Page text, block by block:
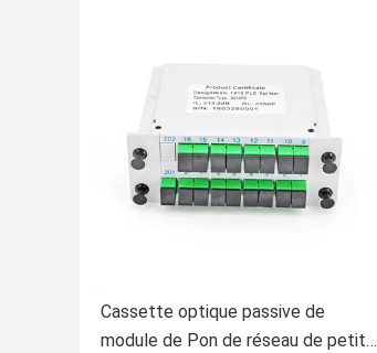
Cassette optique passive de
module de Pon de réseau de petite